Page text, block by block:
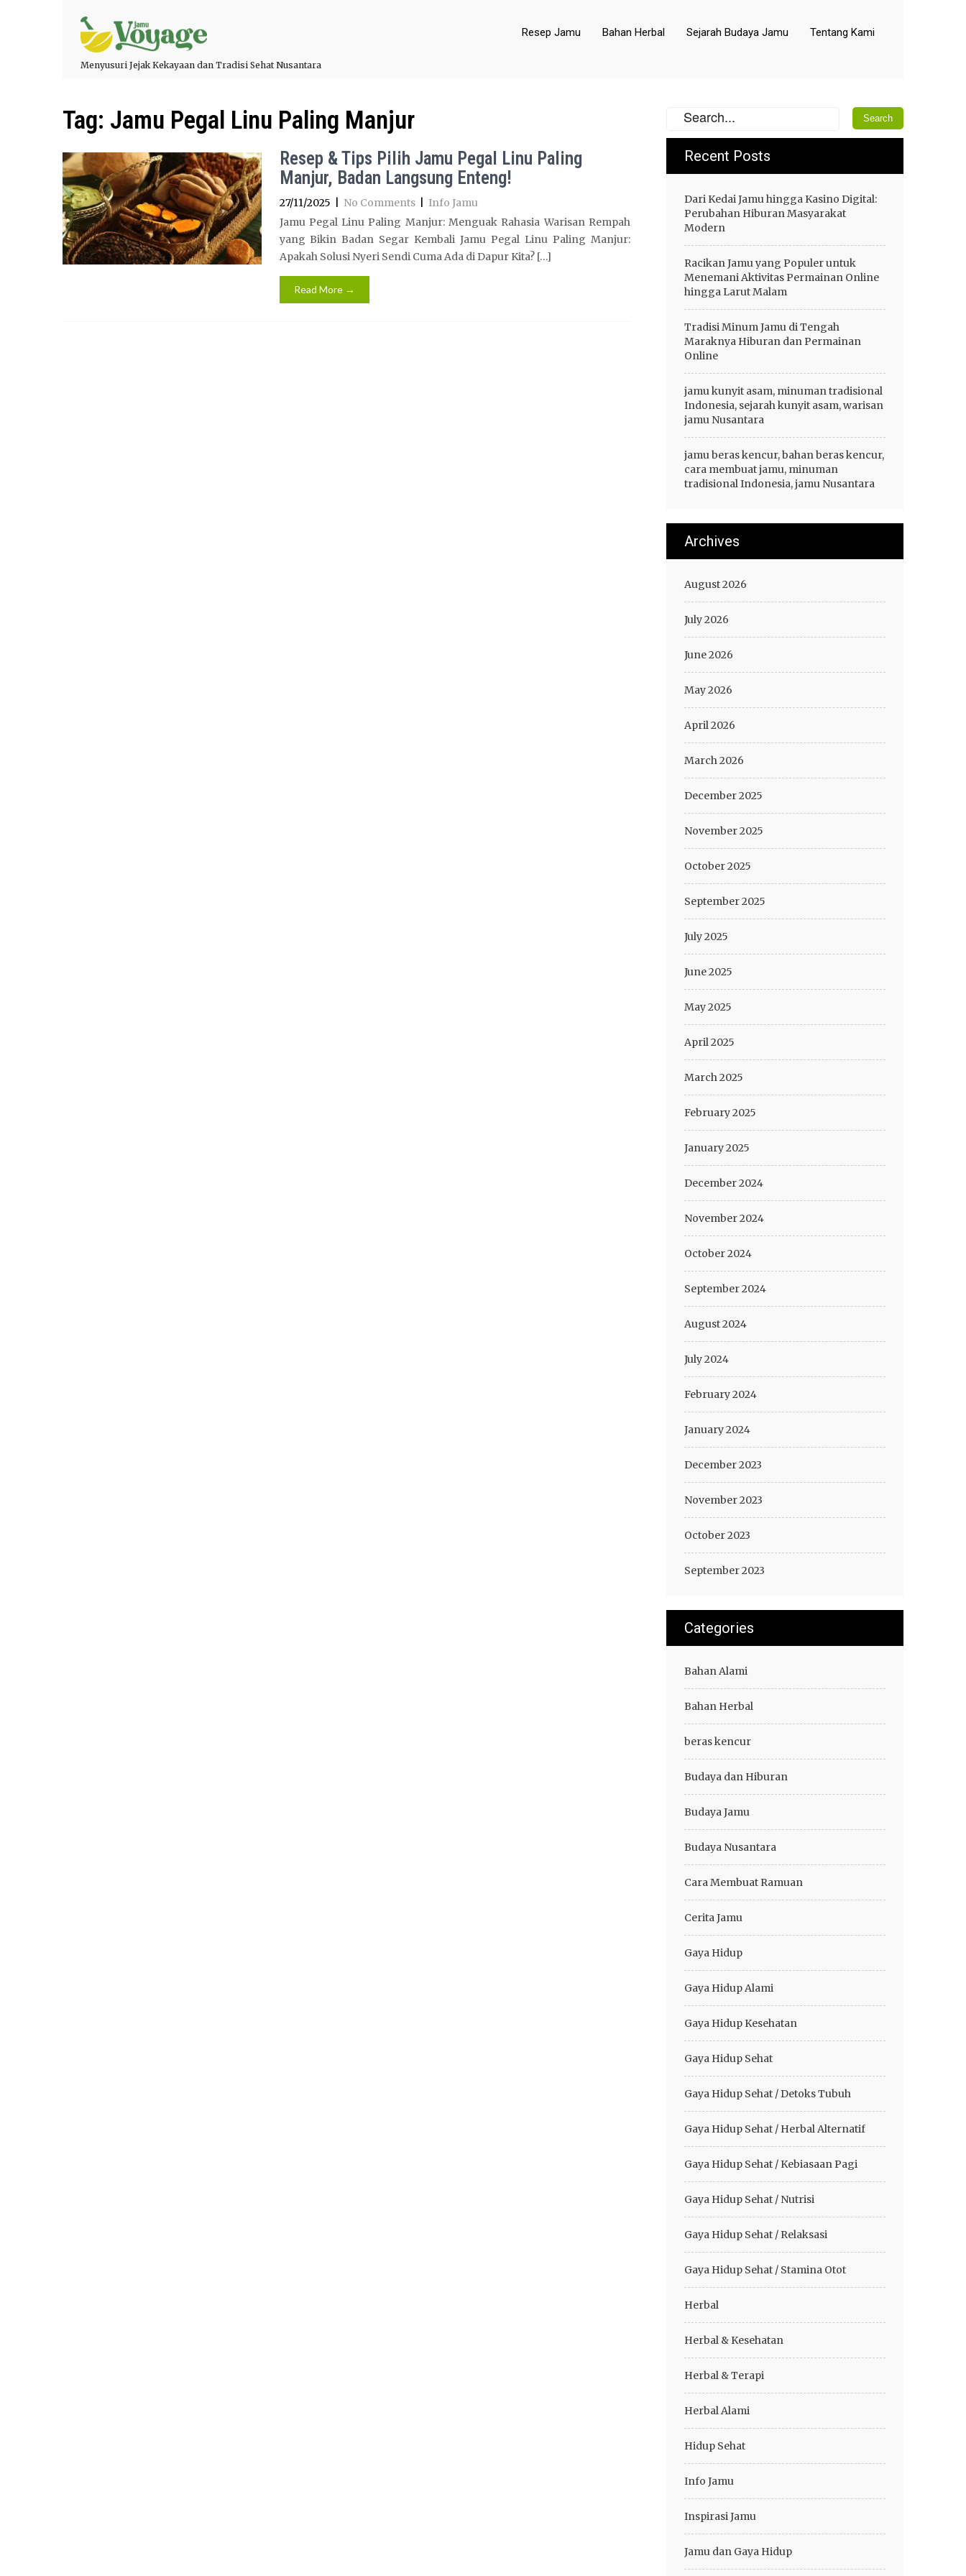
Menyusuri Jejak Kekayaan dan Tradisi Sehat Nusantara
Resep Jamu Bahan Herbal Sejarah Budaya Jamu Tentang Kami
Tag: Jamu Pegal Linu Paling Manjur
Resep & Tips Pilih Jamu Pegal Linu Paling
Manjur, Badan Langsung Enteng!
27/11/2025 No Comments
Info Jamu
Jamu Pegal Linu Paling Manjur: Menguak Rahasia Warisan Rempah
yang Bikin Badan Segar Kembali Jamu Pegal Linu Paling Manjur:
Apakah Solusi Nyeri Sendi Cuma Ada di Dapur Kita? […]
Read More →
Recent Posts
Dari Kedai Jamu hingga Kasino Digital:
Perubahan Hiburan Masyarakat
Modern
Racikan Jamu yang Populer untuk
Menemani Aktivitas Permainan Online
hingga Larut Malam
Tradisi Minum Jamu di Tengah
Maraknya Hiburan dan Permainan
Online
jamu kunyit asam, minuman tradisional
Indonesia, sejarah kunyit asam, warisan
jamu Nusantara
jamu beras kencur, bahan beras kencur,
cara membuat jamu, minuman
tradisional Indonesia, jamu Nusantara
Archives
August 2026
July 2026
June 2026
May 2026
April 2026
March 2026
December 2025
November 2025
October 2025
September 2025
July 2025
June 2025
May 2025
April 2025
March 2025
February 2025
January 2025
December 2024
November 2024
October 2024
September 2024
August 2024
July 2024
February 2024
January 2024
December 2023
November 2023
October 2023
September 2023
Categories
Bahan Alami
Bahan Herbal
beras kencur
Budaya dan Hiburan
Budaya Jamu
Budaya Nusantara
Cara Membuat Ramuan
Cerita Jamu
Gaya Hidup
Gaya Hidup Alami
Gaya Hidup Kesehatan
Gaya Hidup Sehat
Gaya Hidup Sehat / Detoks Tubuh
Gaya Hidup Sehat / Herbal Alternatif
Gaya Hidup Sehat / Kebiasaan Pagi
Gaya Hidup Sehat / Nutrisi
Gaya Hidup Sehat / Relaksasi
Gaya Hidup Sehat / Stamina Otot
Herbal
Herbal & Kesehatan
Herbal & Terapi
Herbal Alami
Hidup Sehat
Info Jamu
Inspirasi Jamu
Jamu dan Gaya Hidup